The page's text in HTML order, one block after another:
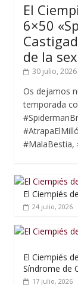
El
6×50
de la
30 julio, 2026
Os dejamos
temporada
#MalaBestia,
El Ciempiés
24 julio, 2026
El Ciempiés
Síndrome de
17 julio, 2026